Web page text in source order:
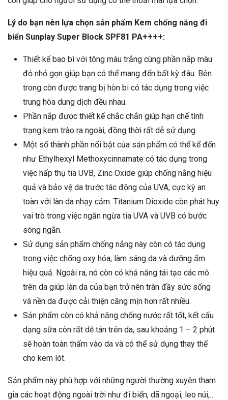
Lý do bạn nên lựa chọn sản phẩm Kem chống nắng đi
biển Sunplay Super Block SPF81 PA++++:
Thiết kế bao bì với tông màu trắng cùng phần nắp màu
đỏ nhỏ gọn giúp bạn có thể mang đến bất kỳ đâu. Bên
trong còn được trang bị hòn bi có tác dụng trong việc
trung hòa dung dịch đều nhau.
Phần nắp được thiết kế chắc chắn giúp hạn chế tình
trạng kem trào ra ngoài, đồng thời rất dễ sử dụng.
Một số thành phần nổi bật của sản phẩm có thể kể đến
như Ethylhexyl Methoxycinnamate có tác dụng trong
việc hấp thụ tia UVB, Zinc Oxide giúp chống nắng hiệu
quả và bảo vệ da trước tác động của UVA, cực kỳ an
toàn với làn da nhạy cảm. Titanium Dioxide còn phát huy
vai trò trong việc ngăn ngừa tia UVA và UVB có bước
sóng ngắn.
Sử dụng sản phẩm chống nắng này còn có tác dụng
trong việc chống oxy hóa, làm sáng da và dưỡng ẩm
hiệu quả. Ngoài ra, nó còn có khả năng tái tạo các mô
trên da giúp làn da của bạn trở nên tràn đầy sức sống
và nền da được cải thiện căng mịn hơn rất nhiều.
Sản phẩm còn có khả năng chống nước rất tốt, kết cấu
dạng sữa còn rất dễ tán trên da, sau khoảng 1 – 2 phút
sẽ hoàn toàn thấm vào da và có thể sử dụng thay thế
cho kem lót.
Sản phẩm này phù hợp với những người thường xuyên tham
gia các hoạt động ngoài trời như đi biển, dã ngoại, leo núi,…